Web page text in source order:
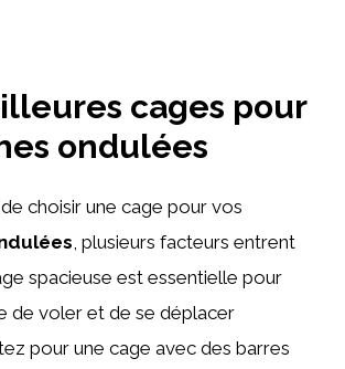
cages pour
ondulées
de choisir une cage pour vos
, plusieurs facteurs entrent
spacieuse est essentielle pour
de voler et de se déplacer
pour une cage avec des barres